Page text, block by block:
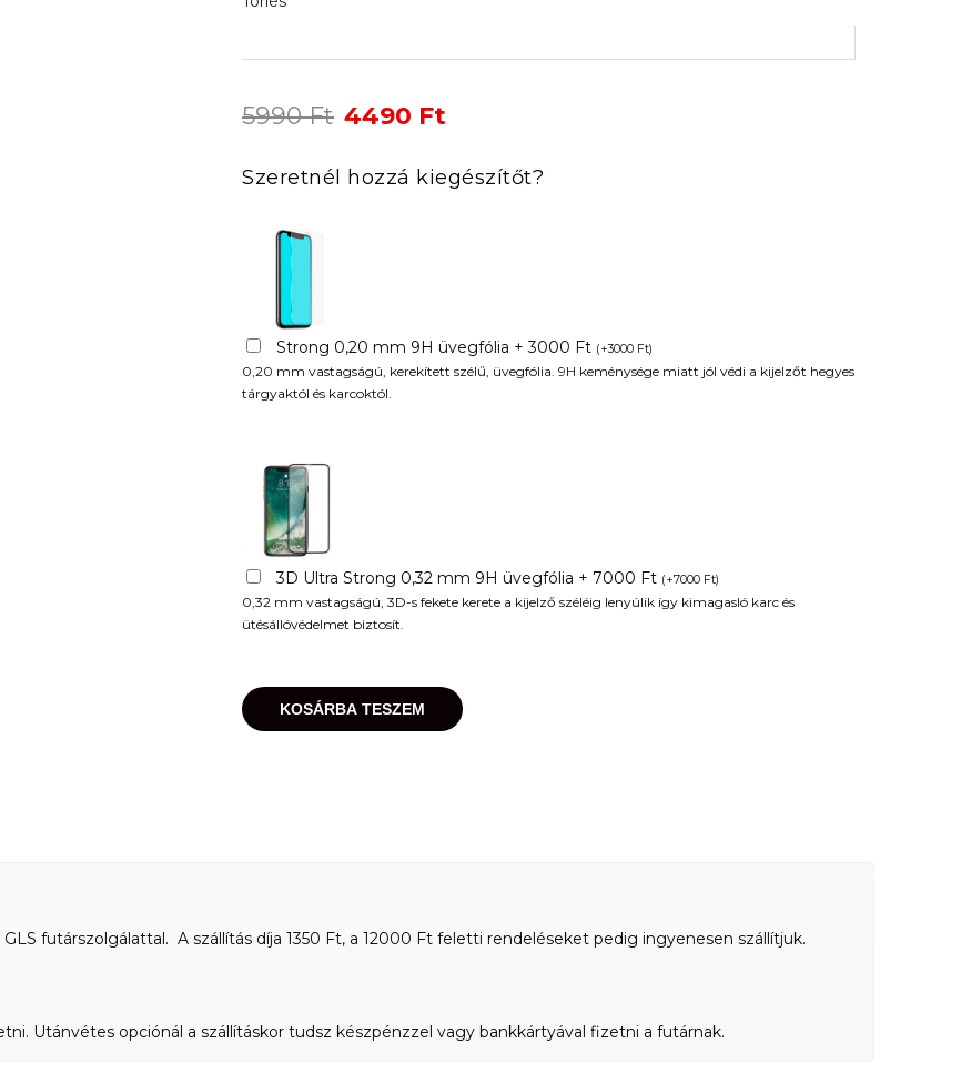
5990Ft Original
was:
5990 Ft.
4490 Ft
is:
4490 Ft.
Szeretnél hozzá kiegészítőt?
Strong 0,20 mm 9H üvegfólia + 3000 Ft (+3000 Ft)
0,20 mm vastagságú, kerekített szélű, üvegfólia. 9H keménysége miatt jól védi a kijelzőt hegyes
tárgyaktól és karcoktól.
3D Ultra Strong 0,32 mm 9H üvegfólia + 7000 Ft (+7000 Ft)
0,32 mm vastagságú, 3D-s fekete kerete a kijelző széléig lenyúlik így kimagasló karc és
ütésállóvédelmet biztosít.
KOSÁRBA TESZEM
futárszolgálattal. A szállítás díja 1350 Ft, a 12000 Ft feletti rendeléseket pedig ingyenesen szállítjuk.
Utánvétes opciónál a szállításkor tudsz készpénzzel vagy bankkártyával fizetni a futárnak.